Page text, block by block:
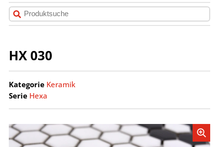
HX 030
Kategorie Keramik
Serie Hexa